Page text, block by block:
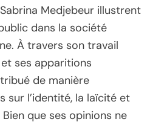
Medjebeur illustrent
dans la société
À travers son travail
ses apparitions
de manière
sur l’identité, la laïcité et
que ses opinions ne